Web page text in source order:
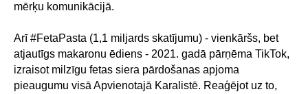
mērķu komunikācijā.
Arī #FetaPasta (1,1 miljards skatījumu) - vienkāršs, bet
atjautīgs makaronu ēdiens - 2021. gadā pārņēma TikTok,
izraisot milzīgu fetas siera pārdošanas apjoma
pieaugumu visā Apvienotajā Karalistē. Reaģējot uz to,